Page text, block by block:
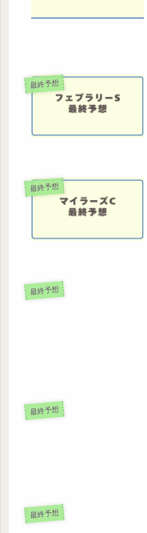
最終予想
最終予想
最終予想
最終予想
最終予想